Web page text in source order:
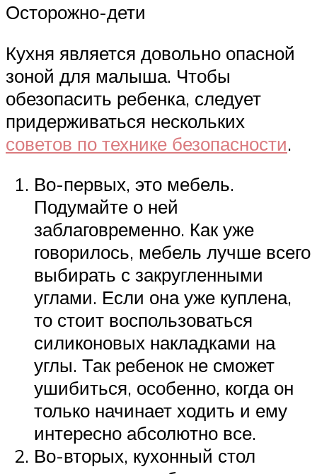
Осторожно-дети
Кухня является довольно опасной
зоной для малыша. Чтобы
обезопасить ребенка, следует
придерживаться нескольких
советов по технике безопасности.
Во-первых, это мебель.
Подумайте о ней
заблаговременно. Как уже
говорилось, мебель лучше всего
выбирать с закругленными
углами. Если она уже куплена,
то стоит воспользоваться
силиконовых накладками на
углы. Так ребенок не сможет
ушибиться, особенно, когда он
только начинает ходить и ему
интересно абсолютно все.
Во-вторых, кухонный стол